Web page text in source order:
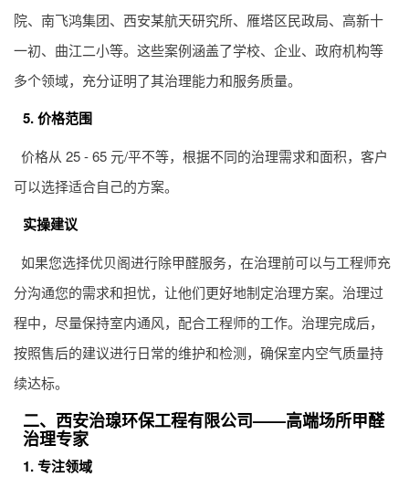
院、南飞鸿集团、西安某航天研究所、雁塔区民政局、高新十
一初、曲江二小等。这些案例涵盖了学校、企业、政府机构等
多个领域，充分证明了其治理能力和服务质量。
5. 价格范围
价格从 25 - 65 元/平不等，根据不同的治理需求和面积，客户
可以选择适合自己的方案。
实操建议
如果您选择优贝阁进行除甲醛服务，在治理前可以与工程师充
分沟通您的需求和担忧，让他们更好地制定治理方案。治理过
程中，尽量保持室内通风，配合工程师的工作。治理完成后，
按照售后的建议进行日常的维护和检测，确保室内空气质量持
续达标。
二、西安治瑔环保工程有限公司——高端场所甲醛
治理专家
1. 专注领域